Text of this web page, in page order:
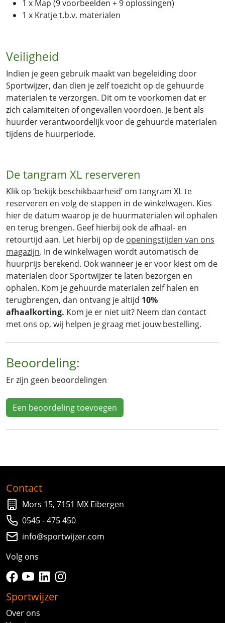
1 x Map (9 voorbeelden + 9 oplossingen)
1 x Kratje t.b.v. materialen
Veiligheid
Indien je geen gebruik maakt van begeleiding door
Sportwijzer, dan dien je zelf toezicht op de gehuurde
materialen te verzorgen. Dit om te voorkomen dat er
zich calamiteiten of ongevallen voordoen. Je bent als
huurder verantwoordelijk voor de gehuurde materialen
tijdens de huurperiode.
De tangram XL reserveren
Klik op ‘bekijk beschikbaarheid’ om tangram XL te
reserveren en volg de stappen in de winkelwagen. Kies
hier de datum waarop je de huurmaterialen wil ophalen
en terug brengen. Geef hierbij ook de afhaal- en
retourtijd aan. Let hierbij op de openingstijden van ons
magazijn. In de winkelwagen wordt automatisch de
huurprijs berekend. Ook wanneer je er voor kiest om de
materialen door Sportwijzer te laten bezorgen en
ophalen. Kom je gehuurde materialen zelf halen en
terugbrengen, dan ontvang je altijd 10%
afhaalkorting. Kom je er niet uit? Neem dan contact
met ons op, wij helpen je graag met jouw bestelling.
Beoordeling:
Er zijn geen beoordelingen
Een beoordeling toevoegen
Contact
Mors 15, 7151 MX Eibergen
0545 - 475 450
info@sportwijzer.com
Volg ons
facebookyoutubelinkedininstagram
Sportwijzer
Over ons